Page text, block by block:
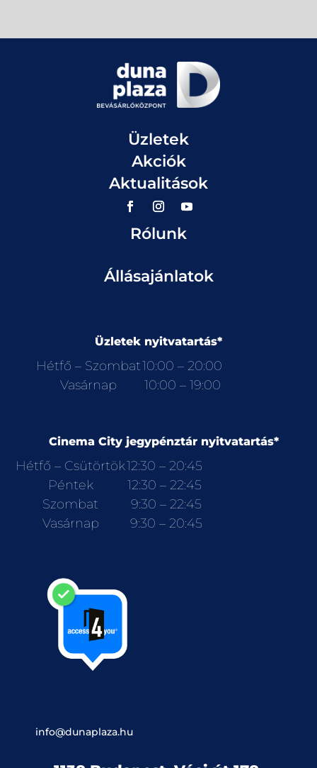
Üzletek
Akciók
Aktualitások
Rólunk
Állásajánlatok
Üzletek nyitvatartás*
Hétfő – Szombat10:00 – 20:00
Vasárnap
10:00 – 19:00
Cinema City jegypénztár nyitvatartás*
Hétfő – Csütörtök12:30 – 20:45
Péntek
12:30 – 22:45
Szombat
9:30 – 22:45
Vasárnap
9:30 – 20:45
info@dunaplaza.hu